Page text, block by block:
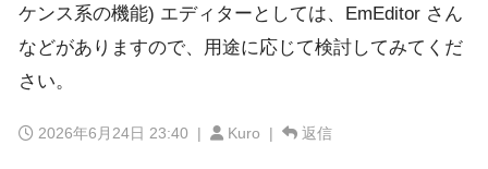
ケンス系の機能) エディターとしては、EmEditor さん
などがありますので、用途に応じて検討してみてくだ
さい。
2026年6月24日 23:40 | Kuro | 返信